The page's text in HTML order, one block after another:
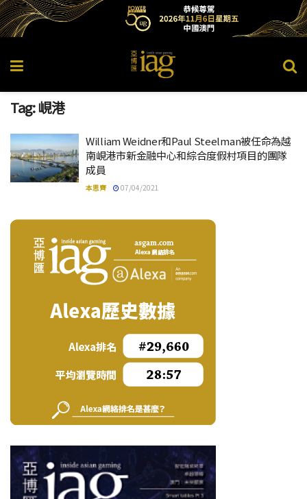
Tag:峴港
William Weidner和Paul Steelman被任命為越
南峴港市新金融中心和綜合度假村項目的團隊
成員
本思齊 07/04/2021